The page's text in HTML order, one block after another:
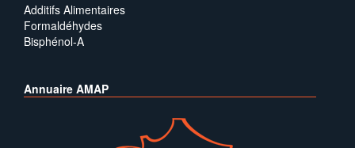
Additifs Alimentaires
Formaldéhydes
Bisphénol-A
Annuaire AMAP